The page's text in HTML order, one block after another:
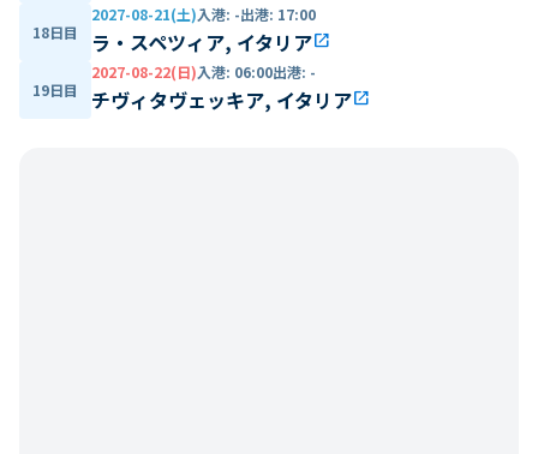
18日目
2027-08-21(土)入港: -出港: 17:00
ラ・スペツィア, イタリアopen_in_new
19日目
2027-08-22(日)入港: 06:00出港: -
チヴィタヴェッキア, イタリアopen_in_new